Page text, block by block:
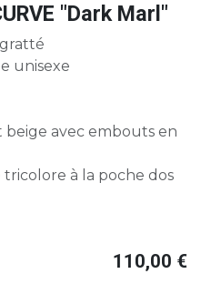
"Dark Marl"
unisexe
beige avec embouts en
à la poche dos
110,00 €